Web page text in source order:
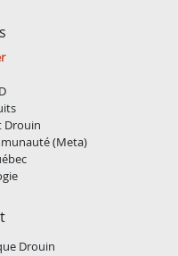
Drouin
(Meta)
Drouin